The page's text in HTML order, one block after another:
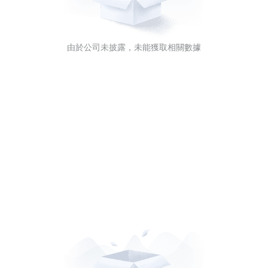
由於公司未披露，未能獲取相關數據